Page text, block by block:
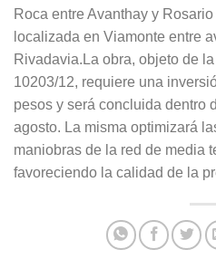
Roca entre Avanthay y
localizada en Viamonte entre
Rivadavia.La obra, objeto de
10203/12, requiere una
pesos y será concluida dentro
agosto. La misma optimizará
maniobras de la red de media
favoreciendo la calidad de la